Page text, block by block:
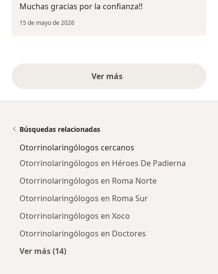
Muchas gracias por la confianza!!
15 de mayo de 2026
Ver másopiniones anteriores
Búsquedas relacionadas
Otorrinolaringólogos cercanos
Otorrinolaringólogos en Héroes De Padierna
Otorrinolaringólogos en Roma Norte
Otorrinolaringólogos en Roma Sur
Otorrinolaringólogos en Xoco
Otorrinolaringólogos en Doctores
Ver más (14)